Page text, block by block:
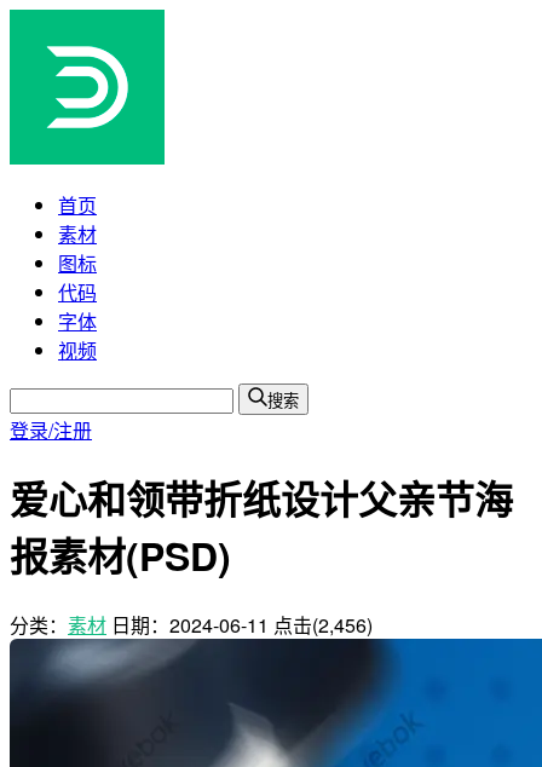
首页
素材
图标
代码
字体
视频
搜索
登录/注册
爱心和领带折纸设计父亲节海
报素材(PSD)
分类： 素材 日期： 2024-06-11 点击(2,456)